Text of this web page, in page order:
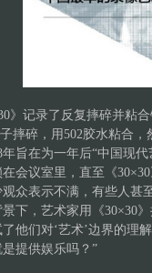
》记录了反复摔碎并粘
摔碎，用502胶水粘合，
年旨在为一年后“中国现
会议室里，直至《
众表示不满，有些人甚
景下，艺术家用《30×30
了他们对‘艺术’边界的理
提供娱乐吗？”